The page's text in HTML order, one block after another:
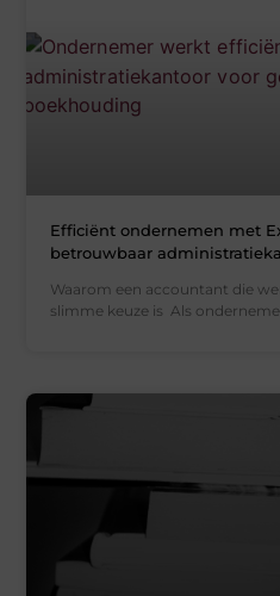
Efficiënt ondernemen met
betrouwbaar
Waarom een accountant die
slimme keuze is Als